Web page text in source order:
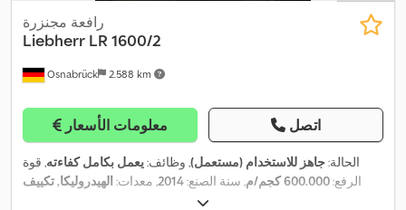
Osnabrück 2.588 km
رافعة مجنزرة
Liebherr LR 1600/2
معلومات الأسعار اتصل
الحالة:جاهز للاستخدام (مستعمل), وظائف:يعمل بكامل كفاءته, قوة
الرفع:600.000 كجم/م , سنة الصنع:2014, معدات: الهيدروليكا, تكييف
الهواء, ذراع قابل للتعديل, رافعة, سخان التدفئة أثناء التوقف, فحص